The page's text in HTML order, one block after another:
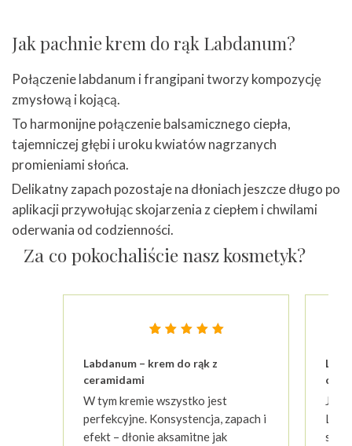
Jak pachnie krem do rąk Labdanum?
Połączenie labdanum i frangipani tworzy kompozycję
zmysłową i kojącą.
To harmonijne połączenie balsamicznego ciepła,
tajemniczej głębi i uroku kwiatów nagrzanych
promieniami słońca.
Delikatny zapach pozostaje na dłoniach jeszcze długo po
aplikacji przywołując skojarzenia z ciepłem i chwilami
oderwania od codzienności.
Za co pokochaliście nasz kosmetyk?
na 5 na
klientów
Labdanum – krem do rąk z
ceramidami
W tym kremie wszystko jest
perfekcyjne. Konsystencja, zapach i
efekt – dłonie aksamitne jak